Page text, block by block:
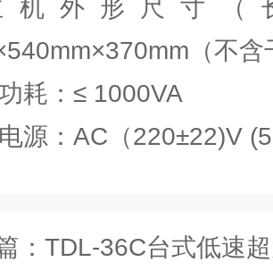
机外形尺寸（
（不含
耗：≤ 1000VA
源：AC（220±22)V
： TDL-36C台式低速超大